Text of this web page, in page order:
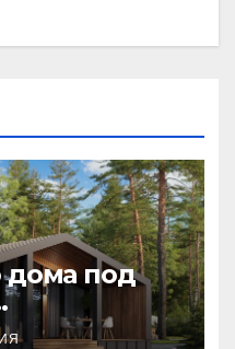
дома под